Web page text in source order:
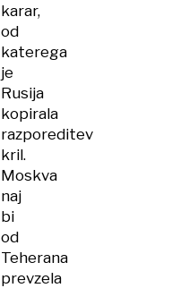
karar,
od
katerega
je
Rusija
kopirala
razporeditev
kril.
Moskva
naj
bi
od
Teherana
prevzela